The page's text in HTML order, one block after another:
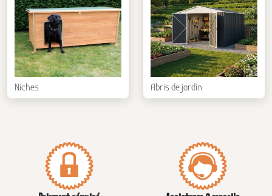
Niches Abris de jardin